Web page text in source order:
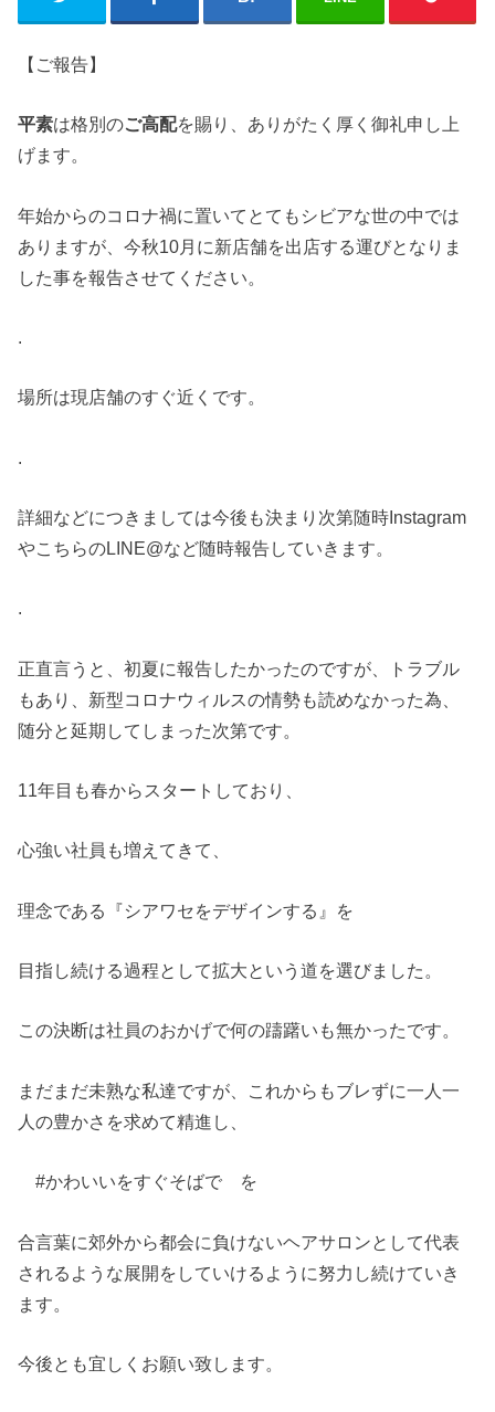
【ご報告】
平素は格別のご高配を賜り、ありがたく厚く御礼申し上
げます。
年始からのコロナ禍に置いてとてもシビアな世の中では
ありますが、今秋10月に新店舗を出店する運びとなりま
した事を報告させてください。
.
場所は現店舗のすぐ近くです。
詳細などにつきましては今後も決まり次第随時Instagram
やこちらのLINE@など随時報告していきます。
.
正直言うと、初夏に報告したかったのですが、トラブル
もあり、新型コロナウィルスの情勢も読めなかった為、
随分と延期してしまった次第です。
11年目も春からスタートしており、
心強い社員も増えてきて、
理念である『シアワセをデザインする』を
目指し続ける過程として拡大という道を選びました。
この決断は社員のおかげで何の躊躇いも無かったです。
まだまだ未熟な私達ですが、これからもブレずに一人一
人の豊かさを求めて精進し、
#かわいいをすぐそばで を
合言葉に郊外から都会に負けないヘアサロンとして代表
されるような展開をしていけるように努力し続けていき
ます。
今後とも宜しくお願い致します。